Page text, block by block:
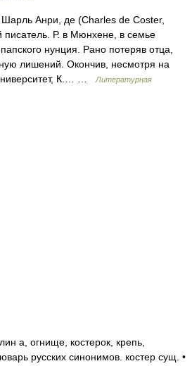
Анри, де (Charles de Coster,
писатель. Р. в Мюнхене, в семье
нунция. Рано потеряв отца,
лишений. Окончив, несмотря на
К.… …
Литературная
а, огнище, костерок, крепь,
русских синонимов. костер сущ. •